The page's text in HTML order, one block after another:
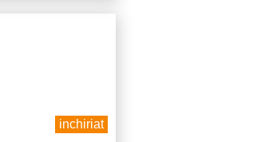
inchiriat